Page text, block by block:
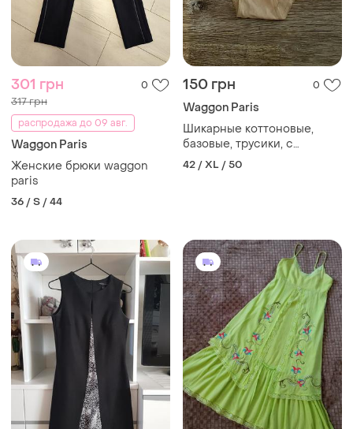
301 грн 0
317 грн
распродажа до 09 авг.
Waggon Paris
Женские брюки waggon
paris
36 / S / 44
150 грн 0
Waggon Paris
Шикарные коттоновые,
базовые, трусики, с
высокой посадкой, в
телесном цвете, от бренда:
42 / XL / 50